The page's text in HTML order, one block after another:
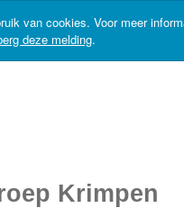
van cookies. Voor meer
deze melding.
Krimpen